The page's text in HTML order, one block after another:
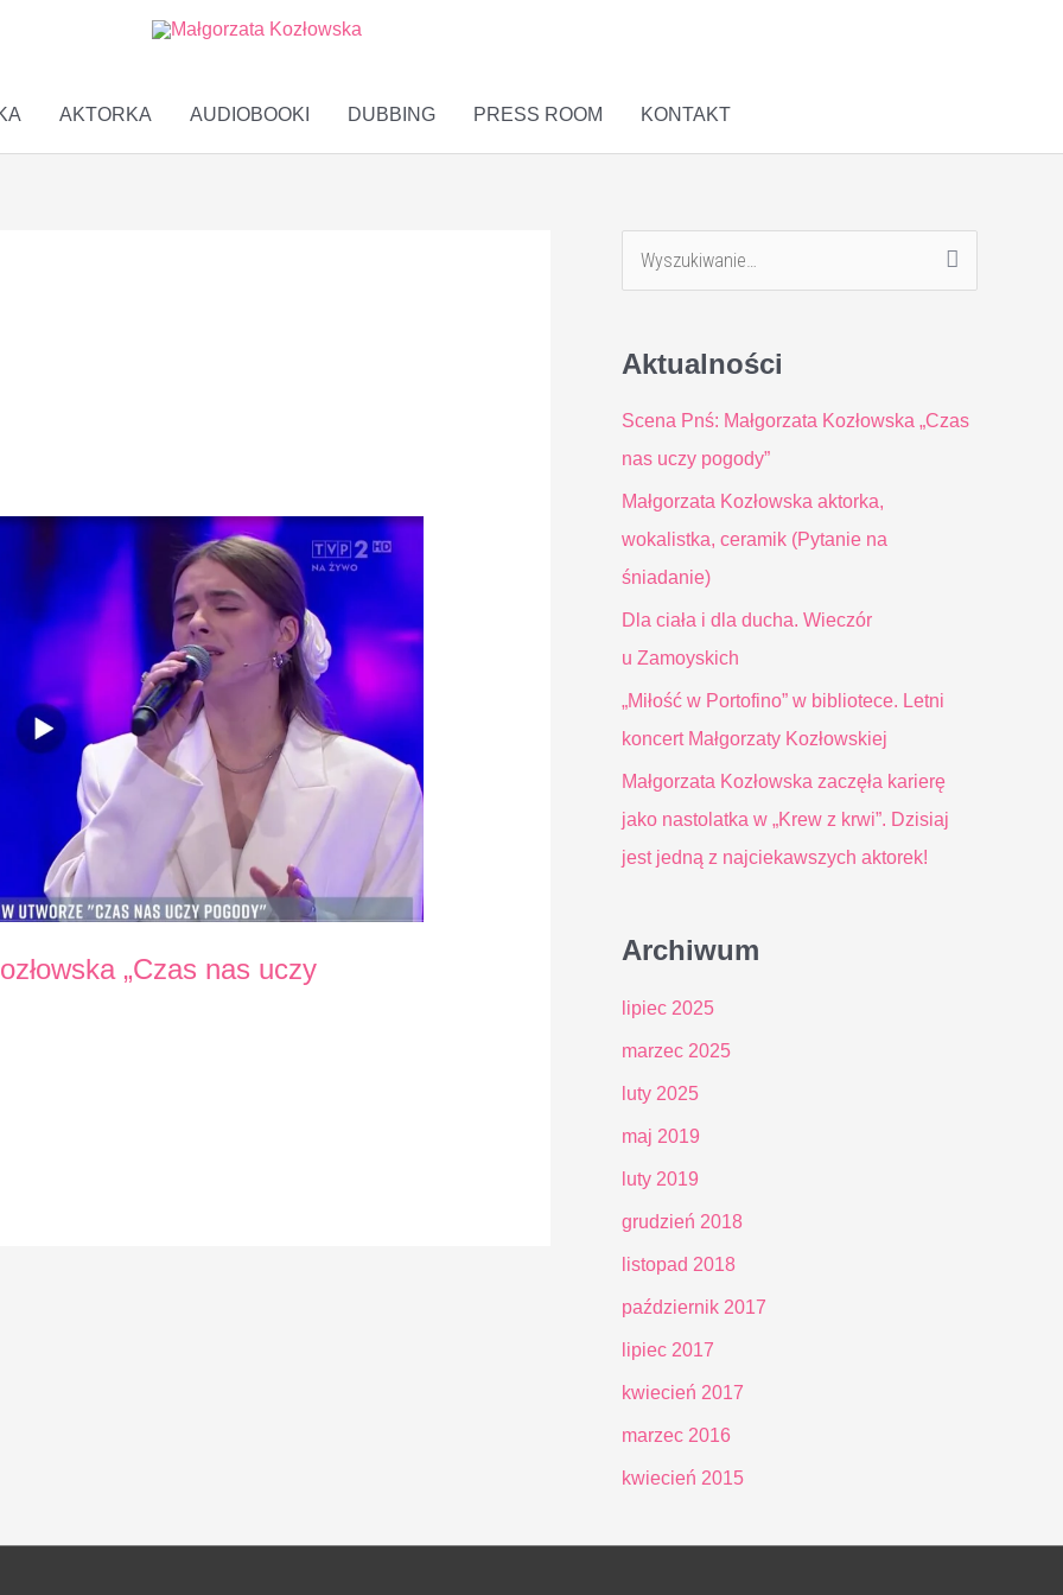
AKTORKA AUDIOBOOKI DUBBING PRESS ROOM KONTAKT
„Czas nas uczy
a
j
d
l
a
:
Aktualności
Scena Pnś: Małgorzata Kozłowska „Czas
nas uczy pogody”
Małgorzata Kozłowska aktorka,
wokalistka, ceramik (Pytanie na
śniadanie)
Dla ciała i dla ducha. Wieczór
u Zamoyskich
„Miłość w Portofino” w bibliotece. Letni
koncert Małgorzaty Kozłowskiej
Małgorzata Kozłowska zaczęła karierę
jako nastolatka w „Krew z krwi”. Dzisiaj
jest jedną z najciekawszych aktorek!
Archiwum
lipiec 2025
marzec 2025
luty 2025
maj 2019
luty 2019
grudzień 2018
listopad 2018
październik 2017
lipiec 2017
kwiecień 2017
marzec 2016
kwiecień 2015